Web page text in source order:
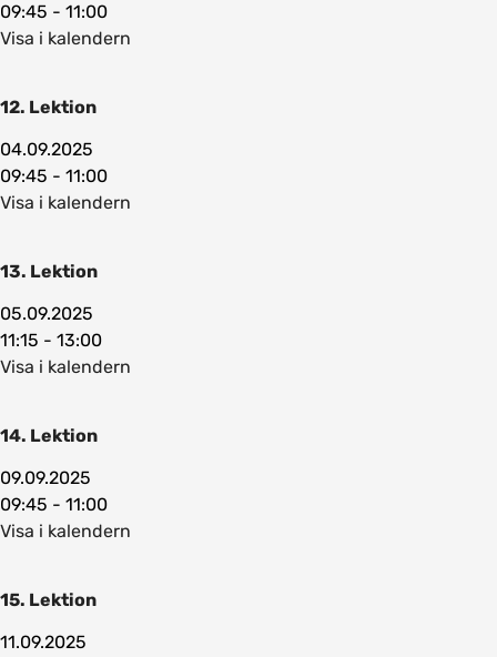
09:45 - 11:00
Visa i kalendern
12. Lektion
04.09.2025
09:45 - 11:00
Visa i kalendern
13. Lektion
05.09.2025
11:15 - 13:00
Visa i kalendern
14. Lektion
09.09.2025
09:45 - 11:00
Visa i kalendern
15. Lektion
11.09.2025